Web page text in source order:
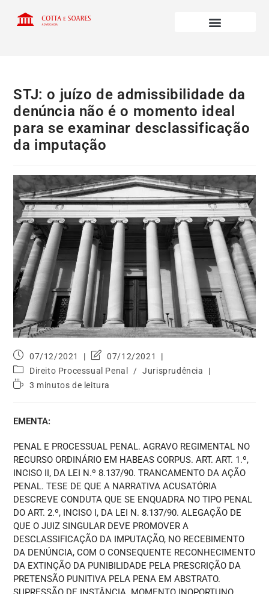
STJ: o juízo de admissibilidade da
denúncia não é o momento ideal
para se examinar desclassificação
da imputação
07/12/2021
07/12/2021
Direito Processual Penal
/ Jurisprudência
3 minutos de leitura
EMENTA:
PENAL E PROCESSUAL PENAL. AGRAVO REGIMENTAL NO
RECURSO ORDINÁRIO EM HABEAS CORPUS. ART. ART. 1.º,
INCISO II, DA LEI N.º 8.137/90. TRANCAMENTO DA AÇÃO
PENAL. TESE DE QUE A NARRATIVA ACUSATÓRIA
DESCREVE CONDUTA QUE SE ENQUADRA NO TIPO PENAL
DO ART. 2.º, INCISO I, DA LEI N. 8.137/90. ALEGAÇÃO DE
QUE O JUIZ SINGULAR DEVE PROMOVER A
DESCLASSIFICAÇÃO DA IMPUTAÇÃO, NO RECEBIMENTO
DA DENÚNCIA, COM O CONSEQUENTE RECONHECIMENTO
DA EXTINÇÃO DA PUNIBILIDADE PELA PRESCRIÇÃO DA
PRETENSÃO PUNITIVA PELA PENA EM ABSTRATO.